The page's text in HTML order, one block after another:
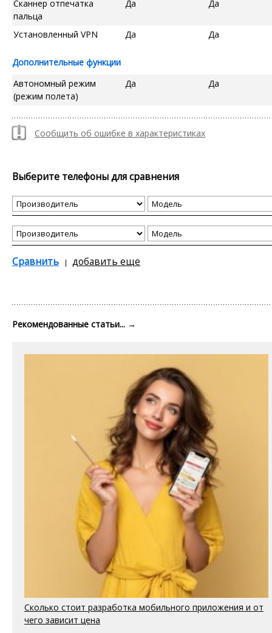
Сканнер отпечатка
пальца
Да Да
Установленный VPN Да Да
Дополнительные функции
Автономный режим
(режим полета)
Да Да
Сообщить об ошибке в характеристиках
Выберите телефоны для сравнения
Сравнить добавить еще
Рекомендованные статьи... →
Сколько стоит разработка мобильного приложения и от
чего зависит цена